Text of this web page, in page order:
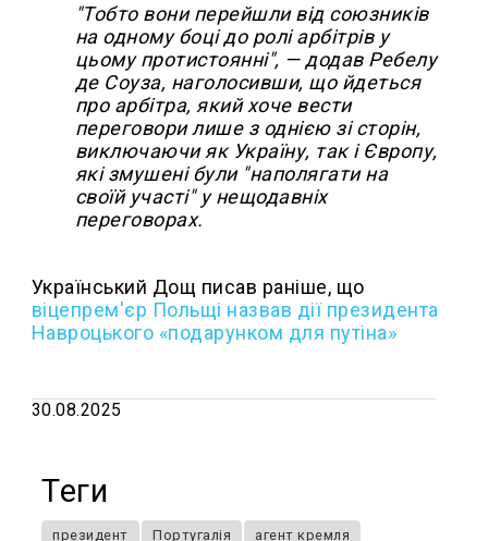
"Тобто вони перейшли від союзників
на одному боці до ролі арбітрів у
цьому протистоянні", — додав Ребелу
де Соуза, наголосивши, що йдеться
про арбітра, який хоче вести
переговори лише з однією зі сторін,
виключаючи як Україну, так і Європу,
які змушені були "наполягати на
своїй участі" у нещодавніх
переговорах.
Український Дощ писав раніше, що
віцепрем'єр Польщі назвав дії президента
Навроцького «подарунком для путіна»
30.08.2025
Теги
президент Португалія
агент кремля